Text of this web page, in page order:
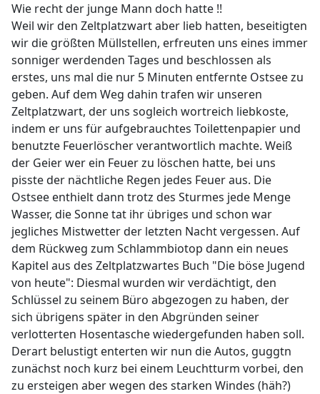
Wie recht der junge Mann doch hatte !!
Weil wir den Zeltplatzwart aber lieb hatten, beseitigten
wir die größten Müllstellen, erfreuten uns eines immer
sonniger werdenden Tages und beschlossen als
erstes, uns mal die nur 5 Minuten entfernte Ostsee zu
geben. Auf dem Weg dahin trafen wir unseren
Zeltplatzwart, der uns sogleich wortreich liebkoste,
indem er uns für aufgebrauchtes Toilettenpapier und
benutzte Feuerlöscher verantwortlich machte. Weiß
der Geier wer ein Feuer zu löschen hatte, bei uns
pisste der nächtliche Regen jedes Feuer aus. Die
Ostsee enthielt dann trotz des Sturmes jede Menge
Wasser, die Sonne tat ihr übriges und schon war
jegliches Mistwetter der letzten Nacht vergessen. Auf
dem Rückweg zum Schlammbiotop dann ein neues
Kapitel aus des Zeltplatzwartes Buch "Die böse Jugend
von heute": Diesmal wurden wir verdächtigt, den
Schlüssel zu seinem Büro abgezogen zu haben, der
sich übrigens später in den Abgründen seiner
verlotterten Hosentasche wiedergefunden haben soll.
Derart belustigt enterten wir nun die Autos, guggtn
zunächst noch kurz bei einem Leuchtturm vorbei, den
zu ersteigen aber wegen des starken Windes (häh?)